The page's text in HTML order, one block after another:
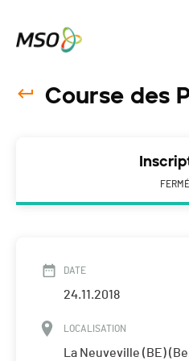
Course des
DATE
24.11.2018
LOCALISATION
La Neuveville (BE)